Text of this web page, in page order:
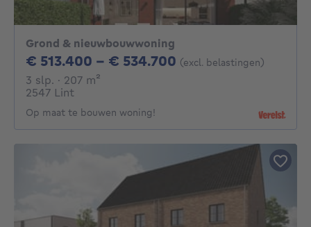
Grond & nieuwbouwwoning
€ 513.400 - € 534.700 Van 513400€ Tot
(excl. belastingen)
3 slp. 3 slaapkamers
· 207 m²
2547 Lint
Op maat te bouwen woning!